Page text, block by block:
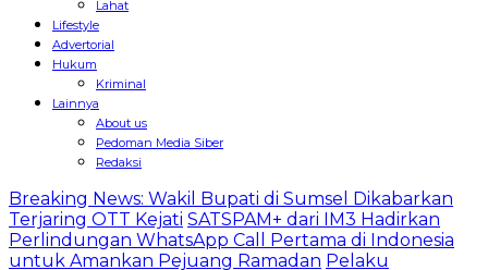
Lahat
Lifestyle
Advertorial
Hukum
Kriminal
Lainnya
About us
Pedoman Media Siber
Redaksi
Breaking News: Wakil Bupati di Sumsel Dikabarkan
Terjaring OTT Kejati SATSPAM+ dari IM3 Hadirkan
Perlindungan WhatsApp Call Pertama di Indonesia
untuk Amankan Pejuang Ramadan Pelaku